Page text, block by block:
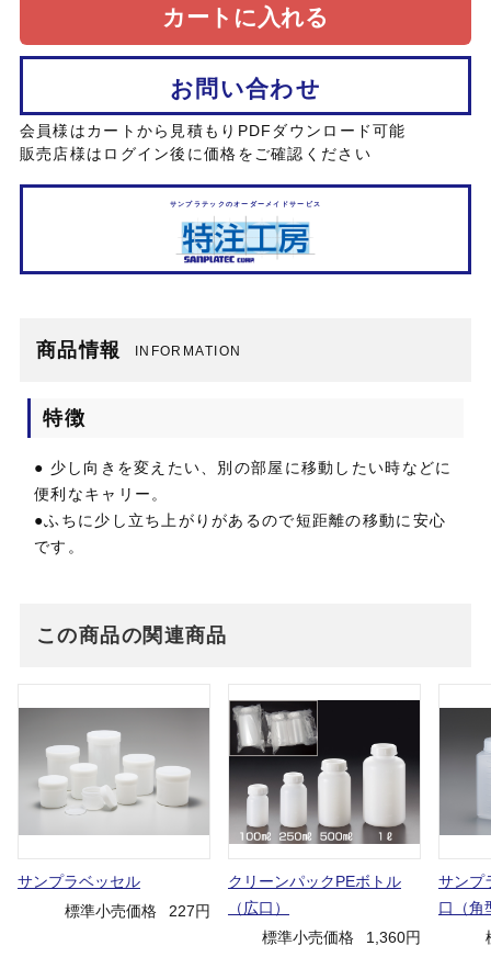
サンプラテックのオーダーメイドサービス
お問い合わせ
カートに入れる
会員様はカートから見積もりPDFダウンロード可能
販売店様はログイン後に価格をご確認ください
商品情報 INFORMATION
特徴
● 少し向きを変えたい、別の部屋に移動したい時などに
便利なキャリー。
●ふちに少し立ち上がりがあるので短距離の移動に安心
です。
この商品の関連商品
サンプラベッセル
標準小売価格
227円
クリーンパックPEボトル
（広口）
標準小売価格
1,360円
サンプ
口（角